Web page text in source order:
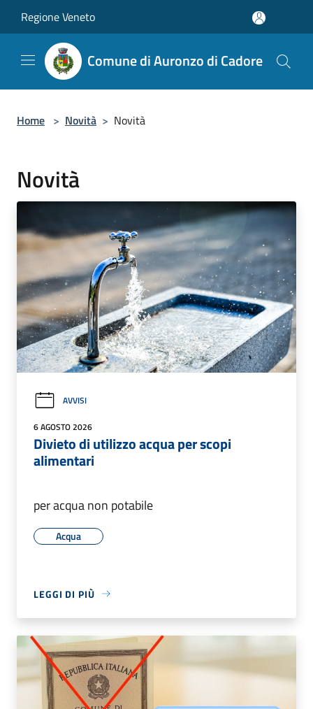
Regione Veneto
Comune di Auronzo di Cadore
Home > Novità > Novità
Novità
AVVISI
6 AGOSTO 2026
Divieto di utilizzo acqua per scopi
alimentari
per acqua non potabile
Acqua
LEGGI DI PIÙ